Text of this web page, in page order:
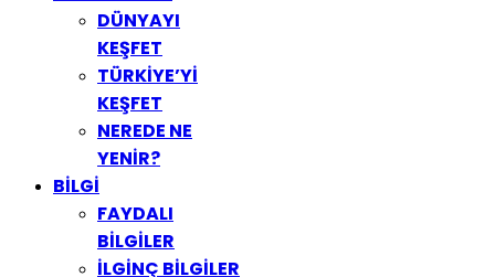
DÜNYAYI
KEŞFET
TÜRKİYE’Yİ
KEŞFET
NEREDE NE
YENİR?
BİLGİ
FAYDALI
BİLGİLER
İLGİNÇ BİLGİLER